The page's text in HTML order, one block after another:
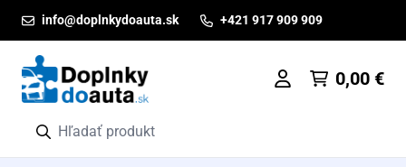
info@doplnkydoauta.sk +421 917 909 909
0,00 €